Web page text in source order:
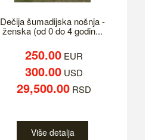
Dečija šumadijska nošnja -
ženska (od 0 do 4 godin...
250.00 EUR
300.00 USD
29,500.00 RSD
Više detalja